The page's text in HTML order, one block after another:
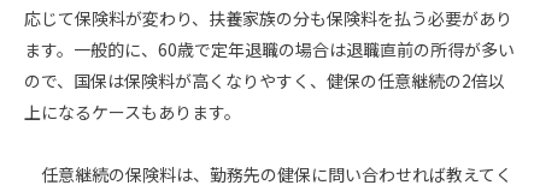
応じて保険料が変わり、扶養家族の分も保険料を払う必要があり
ます。一般的に、60歳で定年退職の場合は退職直前の所得が多い
ので、国保は保険料が高くなりやすく、健保の任意継続の2倍以
上になるケースもあります。
任意継続の保険料は、勤務先の健保に問い合わせれば教えてく